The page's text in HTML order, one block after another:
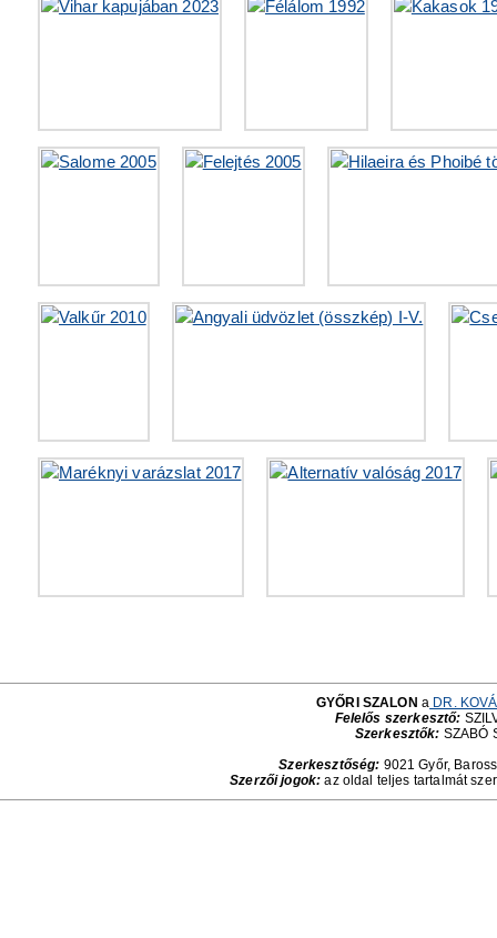
GYŐRI SZALON a DR.
Felelős szerkesztő:
Szerkesztők: SZABÓ
Szerkesztőség: 9021 Győr,
Szerzői jogok: az oldal teljes tartalmát